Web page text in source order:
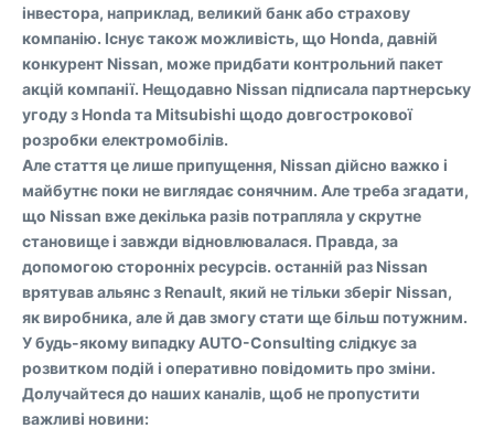
інвестора, наприклад, великий банк або страхову
компанію. Існує також можливість, що Honda, давній
конкурент Nissan, може придбати контрольний пакет
акцій компанії. Нещодавно Nissan підписала партнерську
угоду з Honda та Mitsubishi щодо довгострокової
розробки електромобілів.
Але стаття це лише припущення, Nissan дійсно важко і
майбутнє поки не виглядає сонячним. Але треба згадати,
що Nissan вже декілька разів потрапляла у скрутне
становище і завжди відновлювалася. Правда, за
допомогою сторонніх ресурсів. останній раз Nissan
врятував альянс з Renault, який не тільки зберіг Nissan,
як виробника, але й дав змогу стати ще більш потужним.
У будь-якому випадку AUTO-Consulting слідкує за
розвитком подій і оперативно повідомить про зміни.
Долучайтеся до наших каналів, щоб не пропустити
важливі новини: